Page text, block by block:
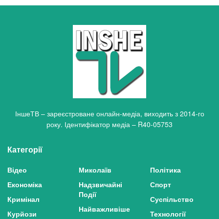
ІншеТВ – зареєстроване онлайн-медіа, виходить з 2014-го
року. Ідентифікатор медіа – R40-05753
Категорії
Відео
Економіка
Кримінал
Курйози
Миколаїв
Надзвичайні
Події
Найважливіше
Політика
Спорт
Суспільство
Технології